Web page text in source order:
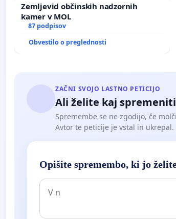
Zemljevid občinskih nadzornih
kamer v MOL
87 podpisov
Obvestilo o preglednosti
ZAČNI SVOJO LASTNO PETICIJO
Ali želite kaj
Spremembe se ne zgodijo, če
Avtor te peticije je vstal in
Opišite spremembo, ki jo